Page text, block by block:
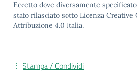
Eccetto dove diversamente
stato rilasciato sotto Licenza Creative
Attribuzione 4.0 Italia.
Stampa / Condividi